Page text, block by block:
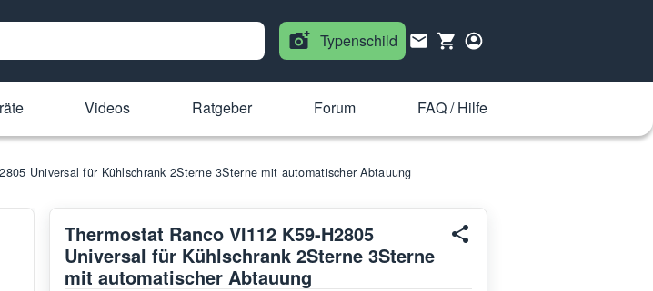
Typenschild
Videos Ratgeber Forum FAQ / Hilfe
Universal für Kühlschrank 2Sterne 3Sterne mit automatischer Abtauung
Thermostat Ranco VI112 K59-H2805
Universal für Kühlschrank 2Sterne 3Sterne
mit automatischer Abtauung